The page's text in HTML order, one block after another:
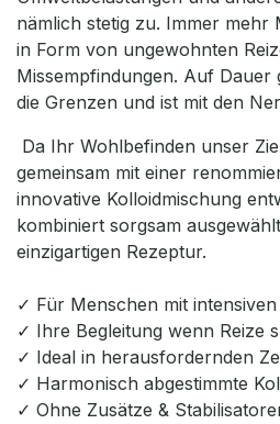
nämlich stetig zu. Immer mehr
in Form von ungewohnten
Missempfindungen. Auf
die Grenzen und ist mit den
Da Ihr Wohlbefinden unser
gemeinsam mit einer
innovative Kolloidmischung
kombiniert sorgsam
einzigartigen Rezeptur.
✓ Für Menschen mit
✓ Ihre Begleitung wenn Reize
✓ Ideal in herausfordernden
✓ Harmonisch abgestimmte
✓ Ohne Zusätze &